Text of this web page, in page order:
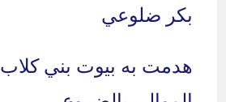
بكر ضلوعي
هدمت به بيوت بني كلاب